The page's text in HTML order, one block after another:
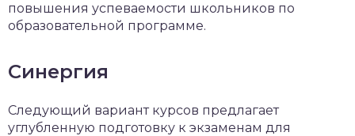
повышения успеваемости школьников по
образовательной программе.
Синергия
Следующий вариант курсов предлагает
углубленную подготовку к экзаменам для